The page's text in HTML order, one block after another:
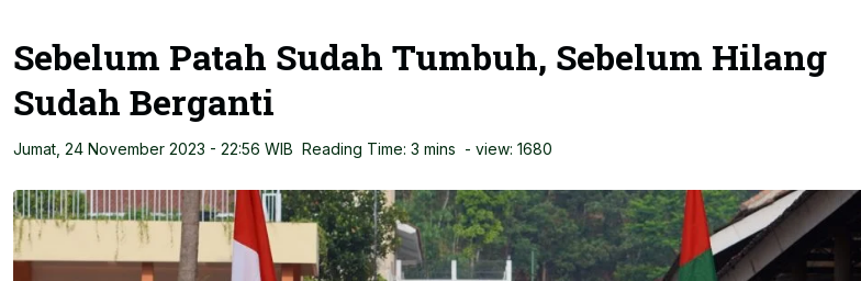
Sebelum Patah Sudah Tumbuh, Sebelum Hilang
Sudah Berganti
Jumat, 24 November 2023 - 22:56 WIB Reading Time: 3 mins - view: 1680